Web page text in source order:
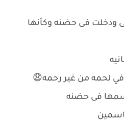
فى حضنه وكأنها
لحمه من غير رحمه😧
فى حضنه